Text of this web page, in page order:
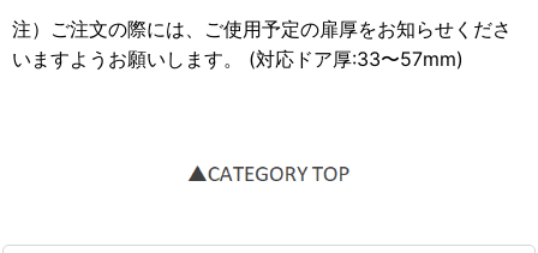
注）ご注文の際には、ご使用予定の扉厚をお知らせくださ
いますようお願いします。 (対応ドア厚:33〜57mm)